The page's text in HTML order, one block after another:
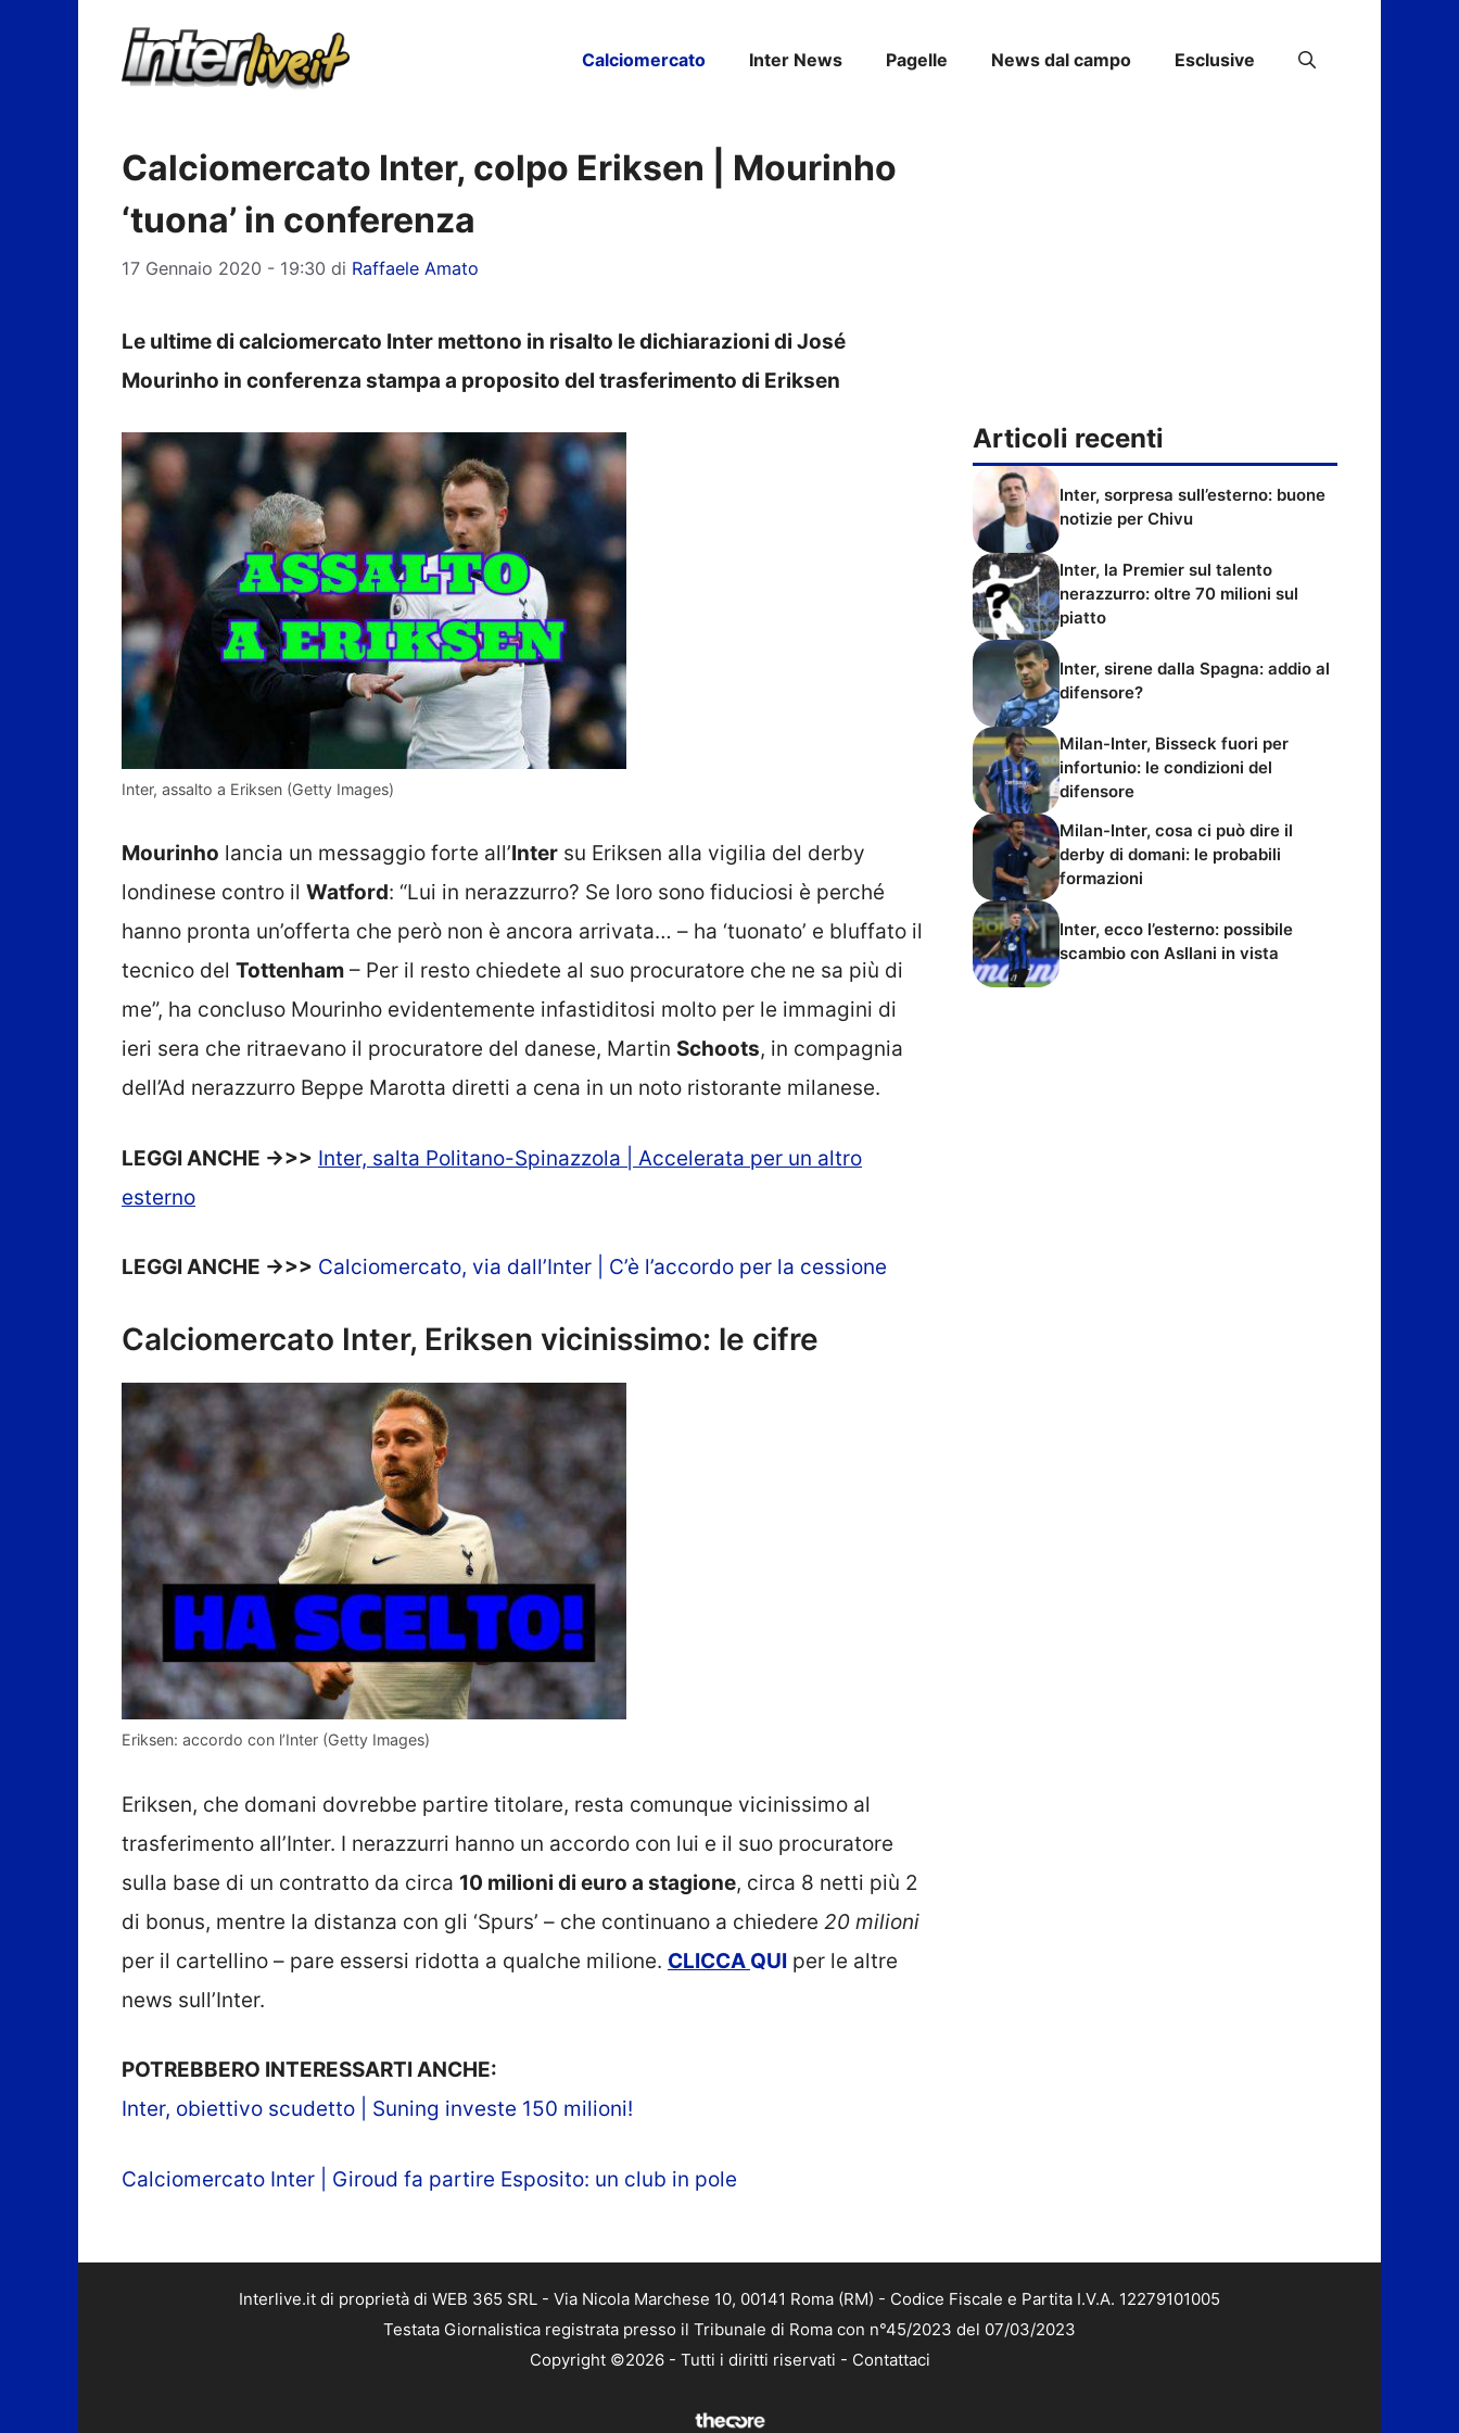
Calciomercato Inter News Pagelle News dal campo Esclusive
Calciomercato Inter, colpo Eriksen | Mourinho
‘tuona’ in conferenza
17 Gennaio 2020 - 19:30 di Raffaele Amato
Le ultime di calciomercato Inter mettono in risalto le dichiarazioni di José
Mourinho in conferenza stampa a proposito del trasferimento di Eriksen
Inter, assalto a Eriksen (Getty Images)
Mourinho lancia un messaggio forte all’Inter su Eriksen alla vigilia del derby
londinese contro il Watford: “Lui in nerazzurro? Se loro sono fiduciosi è perché
hanno pronta un’offerta che però non è ancora arrivata… – ha ‘tuonato’ e bluffato il
tecnico del Tottenham – Per il resto chiedete al suo procuratore che ne sa più di
me”, ha concluso Mourinho evidentemente infastiditosi molto per le immagini di
ieri sera che ritraevano il procuratore del danese, Martin Schoots, in compagnia
dell’Ad nerazzurro Beppe Marotta diretti a cena in un noto ristorante milanese.
LEGGI ANCHE ->>> Inter, salta Politano-Spinazzola | Accelerata per un altro
esterno
LEGGI ANCHE ->>> Calciomercato, via dall’Inter | C’è l’accordo per la cessione
Calciomercato Inter, Eriksen vicinissimo: le cifre
Eriksen: accordo con l’Inter (Getty Images)
Eriksen, che domani dovrebbe partire titolare, resta comunque vicinissimo al
trasferimento all’Inter. I nerazzurri hanno un accordo con lui e il suo procuratore
sulla base di un contratto da circa 10 milioni di euro a stagione, circa 8 netti più 2
di bonus, mentre la distanza con gli ‘Spurs’ – che continuano a chiedere 20 milioni
per il cartellino – pare essersi ridotta a qualche milione. CLICCA QUI per le altre
news sull’Inter.
POTREBBERO INTERESSARTI ANCHE:
Inter, obiettivo scudetto | Suning investe 150 milioni!
Calciomercato Inter | Giroud fa partire Esposito: un club in pole
Articoli recenti
Inter, sorpresa sull’esterno: buone
notizie per Chivu
Inter, la Premier sul talento
nerazzurro: oltre 70 milioni sul
piatto
Inter, sirene dalla Spagna: addio al
difensore?
Milan-Inter, Bisseck fuori per
infortunio: le condizioni del
difensore
Milan-Inter, cosa ci può dire il
derby di domani: le probabili
formazioni
Inter, ecco l’esterno: possibile
scambio con Asllani in vista
Interlive.it di proprietà di WEB 365 SRL - Via Nicola Marchese 10, 00141 Roma (RM) - Codice Fiscale e Partita I.V.A. 12279101005
Testata Giornalistica registrata presso il Tribunale di Roma con n°45/2023 del 07/03/2023
Copyright ©2026 - Tutti i diritti riservati - Contattaci